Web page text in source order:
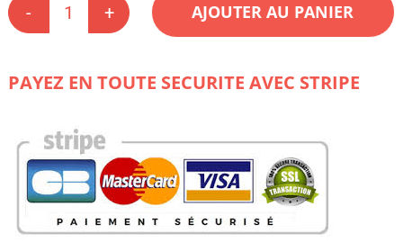
quantité
de
Activités
AJOUTER AU PANIER
PAYEZ EN TOUTE SECURITE AVEC STRIPE